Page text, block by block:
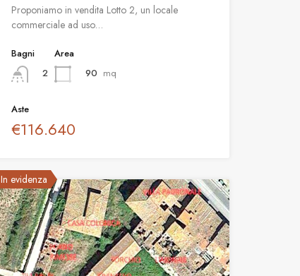
Proponiamo in vendita Lotto 2, un locale
commerciale ad uso…
Bagni
2
Area
90 mq
Aste
€116.640
In evidenza